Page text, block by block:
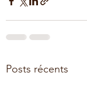
Posts récents